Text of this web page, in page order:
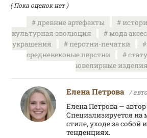
( Пока оценок нет )
древние артефакты
культурная эволюция
мода
украшения
перстни-печатки
средневековые перстни
ювелирные изделия
Елена Петрова /
Елена Петрова —
Специализируется на
стиле, уходе за собой
тенденциях.